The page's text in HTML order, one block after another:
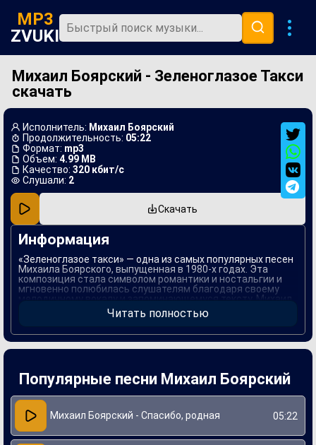
MP3
ZVUKI
Главная
Новинки
Популярная
В машину
Музыка 80х
Ремиксы
Михаил Боярский - Зеленоглазое Такси
скачать
Исполнитель: Михаил Боярский
Продолжительность: 05:22
Формат: mp3
Объем: 4.99 MB
Качество: 320 кбит/с
Слушали: 2
Скачать
Информация
«Зеленоглазое такси» — одна из самых популярных песен
Михаила Боярского, выпущенная в 1980-х годах. Эта
композиция стала символом романтики и ностальгии и
мгновенно полюбилась слушателям благодаря своему
мелодичному вокалу и запоминающемуся тексту. Михаил
Боярский вложил в неё личные переживания и эмоции,
что сделало песню особенно сентиментальной.
Создание «Зеленоглазого такси» связано с эпохой, когда
отечественная музыка переживала изменения. Боярский,
надежды. Песня часто исполняется на концертах и
остаётся популярной среди разных поколений,
подтверждая свой статус классики советской эстрады.
Читать полностью
Популярные песни Михаил Боярский
Михаил Боярский - Спасибо, родная 05:22